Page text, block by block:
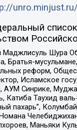
список
Шура
Братья-
реформ,
Исламское
АУМ Синрике,
Катиба Таухид
пахарь”,
Маньяки